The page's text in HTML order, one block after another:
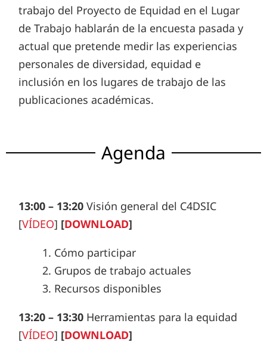
trabajo del Proyecto de Equidad en el Lugar
de Trabajo hablarán de la encuesta pasada y
actual que pretende medir las experiencias
personales de diversidad, equidad e
inclusión en los lugares de trabajo de las
publicaciones académicas.
Agenda
13:00 – 13:20 Visión general del C4DSIC
[VÍDEO] [DOWNLOAD]
1. Cómo participar
2. Grupos de trabajo actuales
3. Recursos disponibles
13:20 – 13:30 Herramientas para la equidad
[VÍDEO] [DOWNLOAD]